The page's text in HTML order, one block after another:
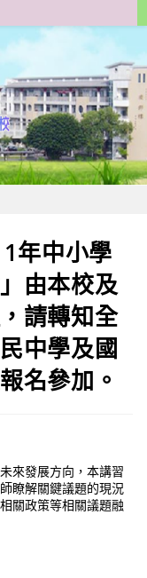
年中小學
由本校及
請轉知全
中學及國
名參加。
來發展方向，本講習
瞭解關鍵議題的現況
關政策等相關議題融